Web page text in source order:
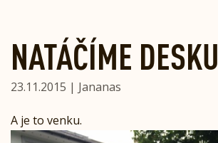
NATÁČÍME DESKU
23.11.2015 | Jananas
A je to venku.